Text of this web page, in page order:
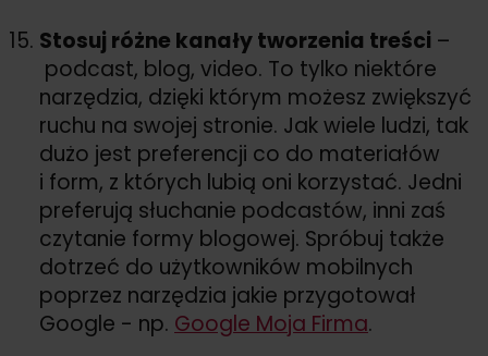
Stosuj różne kanały tworzenia treści –
podcast, blog, video. To tylko niektóre
narzędzia, dzięki którym możesz zwiększyć
ruchu na swojej stronie. Jak wiele ludzi, tak
dużo jest preferencji co do materiałów
i form, z których lubią oni korzystać. Jedni
preferują słuchanie podcastów, inni zaś
czytanie formy blogowej. Spróbuj także
dotrzeć do użytkowników mobilnych
poprzez narzędzia jakie przygotował
Google - np. Google Moja Firma.